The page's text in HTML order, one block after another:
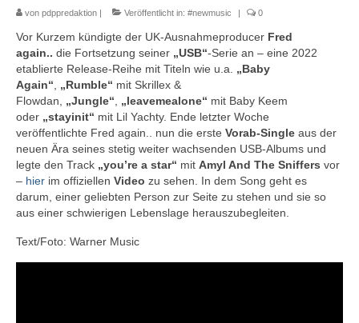
von pdppredaktion | Veröffentlicht in: #newmusic | 0
Vor Kurzem kündigte der UK-Ausnahmeproducer Fred
again.. die Fortsetzung seiner „USB“-Serie an – eine 2022
etablierte Release-Reihe mit Titeln wie u.a. „Baby
Again“
„Rumble“ mit Skrillex &
Flowdan, „Jungle“ „leavemealone“ mit Baby Keem
oder „stayinit“ mit Lil Yachty. Ende letzter Woche
veröffentlichte Fred again.. nun die erste Vorab-Single aus der
neuen Ära seines stetig weiter wachsenden USB-Albums und
legte den Track „you’re a star“ mit Amyl And The Sniffers vor
– hier im offiziellen Video zu sehen. In dem Song geht es
darum, einer geliebten Person zur Seite zu stehen und sie so
aus einer schwierigen Lebenslage herauszubegleiten.
Text/Foto: Warner Music